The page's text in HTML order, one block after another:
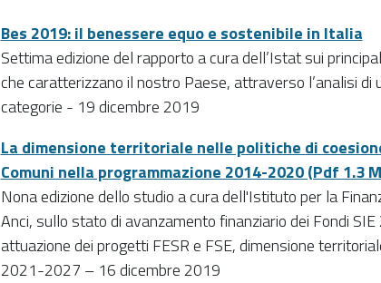
Bes 2019: il benessere equo e sostenibile in Italia
Settima edizione del rapporto a cura dell’Istat sui
che caratterizzano il nostro Paese, attraverso l’analisi di
categorie - 19 dicembre 2019
La dimensione territoriale nelle politiche di
Comuni nella programmazione 2014-2020 (Pdf 1.3
Nona edizione dello studio a cura dell'Istituto per la
Anci, sullo stato di avanzamento finanziario dei Fondi
attuazione dei progetti FESR e FSE, dimensione
2021-2027 – 16 dicembre 2019